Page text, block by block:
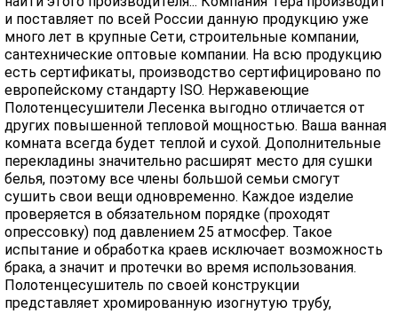
и поставляет по всей России данную продукцию уже
много лет в крупные Сети, строительные компании,
сантехнические оптовые компании. На всю продукцию
есть сертификаты, производство сертифицировано по
европейскому стандарту ISO. Нержавеющие
Полотенцесушители Лесенка выгодно отличается от
других повышенной тепловой мощностью. Ваша ванная
комната всегда будет теплой и сухой. Дополнительные
перекладины значительно расширят место для сушки
белья, поэтому все члены большой семьи смогут
сушить свои вещи одновременно. Каждое изделие
проверяется в обязательном порядке (проходят
опрессовку) под давлением 25 атмосфер. Такое
испытание и обработка краев исключает возможность
брака, а значит и протечки во время использования.
Полотенцесушитель по своей конструкции
представляет хромированную изогнутую трубу,